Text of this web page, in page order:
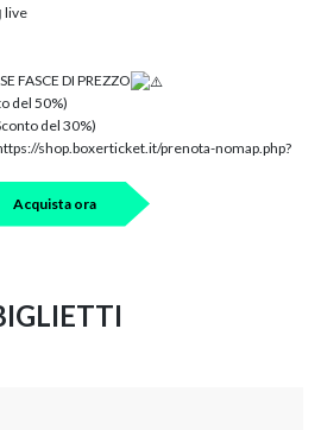
live
FASCE DI PREZZO
del 50%)
del 30%)
shop.boxerticket.it/prenota-nomap.php?
Acquista ora